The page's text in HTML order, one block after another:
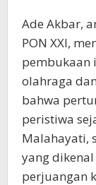
Ade Akbar,
PON XXI,
pembukaan
olahraga
bahwa
peristiwa
Malahayati,
yang
perjuangan